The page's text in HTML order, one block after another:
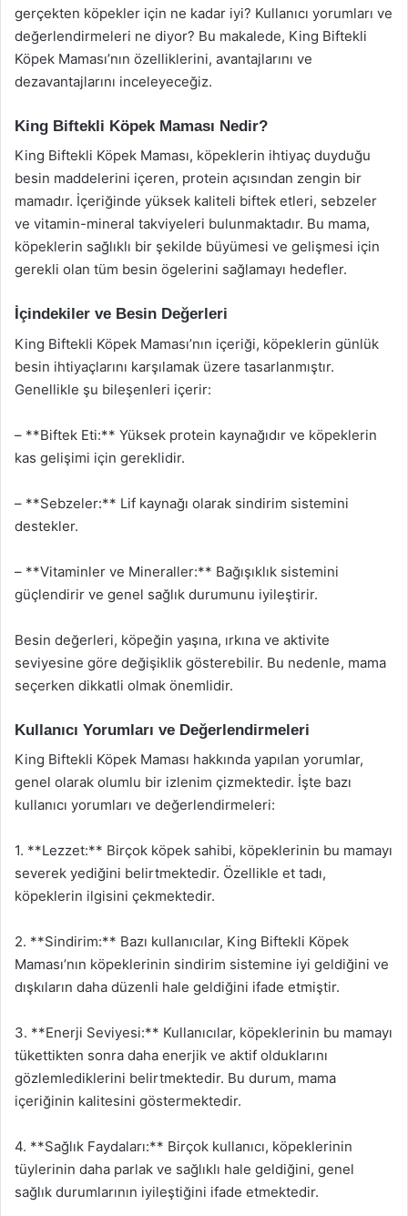
gerçekten köpekler için ne kadar iyi? Kullanıcı yorumları ve
değerlendirmeleri ne diyor? Bu makalede, King Biftekli
Köpek Maması’nın özelliklerini, avantajlarını ve
dezavantajlarını inceleyeceğiz.
King Biftekli Köpek Maması Nedir?
King Biftekli Köpek Maması, köpeklerin ihtiyaç duyduğu
besin maddelerini içeren, protein açısından zengin bir
mamadır. İçeriğinde yüksek kaliteli biftek etleri, sebzeler
ve vitamin-mineral takviyeleri bulunmaktadır. Bu mama,
köpeklerin sağlıklı bir şekilde büyümesi ve gelişmesi için
gerekli olan tüm besin ögelerini sağlamayı hedefler.
İçindekiler ve Besin Değerleri
King Biftekli Köpek Maması’nın içeriği, köpeklerin günlük
besin ihtiyaçlarını karşılamak üzere tasarlanmıştır.
Genellikle şu bileşenleri içerir:
– **Biftek Eti:** Yüksek protein kaynağıdır ve köpeklerin
kas gelişimi için gereklidir.
– **Sebzeler:** Lif kaynağı olarak sindirim sistemini
destekler.
– **Vitaminler ve Mineraller:** Bağışıklık sistemini
güçlendirir ve genel sağlık durumunu iyileştirir.
Besin değerleri, köpeğin yaşına, ırkına ve aktivite
seviyesine göre değişiklik gösterebilir. Bu nedenle, mama
seçerken dikkatli olmak önemlidir.
Kullanıcı Yorumları ve Değerlendirmeleri
King Biftekli Köpek Maması hakkında yapılan yorumlar,
genel olarak olumlu bir izlenim çizmektedir. İşte bazı
kullanıcı yorumları ve değerlendirmeleri:
1. **Lezzet:** Birçok köpek sahibi, köpeklerinin bu mamayı
severek yediğini belirtmektedir. Özellikle et tadı,
köpeklerin ilgisini çekmektedir.
2. **Sindirim:** Bazı kullanıcılar, King Biftekli Köpek
Maması’nın köpeklerinin sindirim sistemine iyi geldiğini ve
dışkıların daha düzenli hale geldiğini ifade etmiştir.
3. **Enerji Seviyesi:** Kullanıcılar, köpeklerinin bu mamayı
tükettikten sonra daha enerjik ve aktif olduklarını
gözlemlediklerini belirtmektedir. Bu durum, mama
içeriğinin kalitesini göstermektedir.
4. **Sağlık Faydaları:** Birçok kullanıcı, köpeklerinin
tüylerinin daha parlak ve sağlıklı hale geldiğini, genel
sağlık durumlarının iyileştiğini ifade etmektedir.